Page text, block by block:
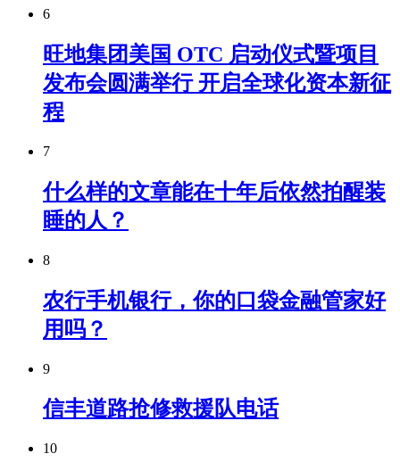
6
旺地集团美国 OTC 启动仪式暨项目
发布会圆满举行 开启全球化资本新征
程
7
什么样的文章能在十年后依然拍醒装
睡的人？
8
农行手机银行，你的口袋金融管家好
用吗？
9
信丰道路抢修救援队电话
10